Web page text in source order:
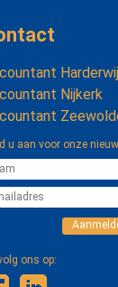
Nijkerk
u aan voor onze
ons op: